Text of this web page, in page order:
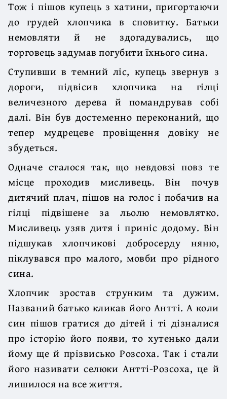
Тож і пішов купець з хатини, пригортаючи
до грудей хлопчика в сповитку. Батьки
немовляти й не здогадувались, що
торговець задумав погубити їх­нього сина.
Ступивши в темний ліс, купець звернув з
дороги, підвісив хлопчика на гіл­ці
величезного дерева й помандрував собі
далі. Він був достеменно переко­наний, що
тепер мудрецеве провіщення довіку не
збудеться.
Одначе сталося так, що невдовзі повз те
місце проходив мисливець. Він почув
дитячий плач, пішов на голос і побачив на
гілці підвішене за льолю немовлятко.
Мисливець узяв дитя і приніс додому. Він
підшукав хлопчи­кові добросерду няню,
піклувався про малого, мовби про рідного
сина.
Хлопчик зростав струнким та дужим.
Названий батько кликав його Антті. А коли
син пішов гратися до дітей і ті дізналися
про історію його появи, то хутенько дали
йому ще й прізвисько Розсоха. Так і стали
його називати селю­ки Антті-Розсоха, це й
лишилося на все життя.